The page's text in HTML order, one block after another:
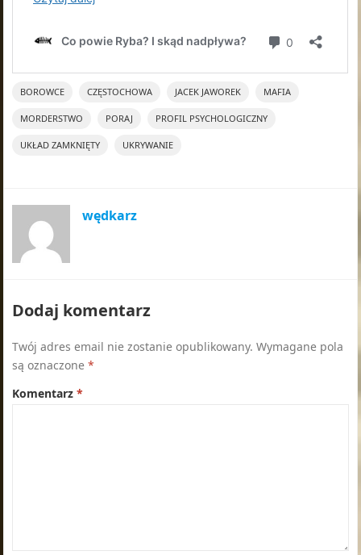
BOROWCE CZĘSTOCHOWA JACEK JAWOREK MAFIA
MORDERSTWO PORAJ PROFIL PSYCHOLOGICZNY
UKŁAD ZAMKNIĘTY UKRYWANIE
wędkarz
Dodaj komentarz
Twój adres email nie zostanie opublikowany. Wymagane pola
są oznaczone*
Komentarz*